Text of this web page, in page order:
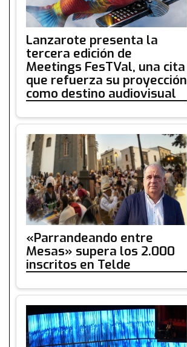
Lanzarote presenta la
tercera edición de
Meetings FesTVal, una cita
que refuerza su proyección
como destino audiovisual
«Parrandeando entre
Mesas» supera los 2.000
inscritos en Telde